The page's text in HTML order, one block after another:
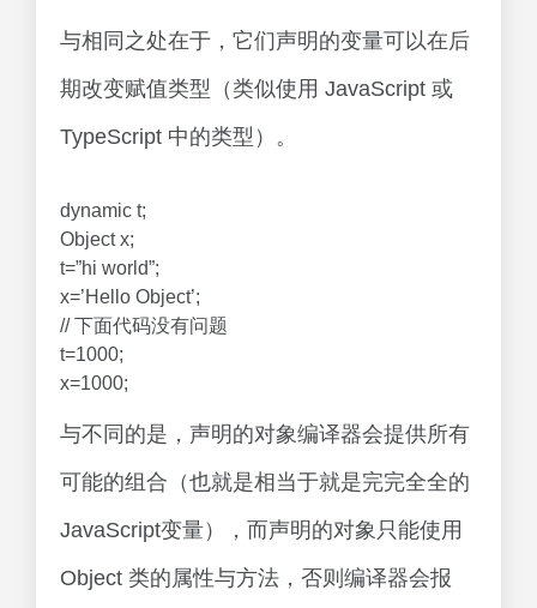
与相同之处在于，它们声明的变量可以在后
期改变赋值类型（类似使用 JavaScript 或
TypeScript 中的类型）。
dynamic t;
Object x;
t=”hi world”;
x=’Hello Object’;
// 下面代码没有问题
t=1000;
x=1000;
与不同的是，声明的对象编译器会提供所有
可能的组合（也就是相当于就是完完全全的
JavaScript变量），而声明的对象只能使用
Object 类的属性与方法，否则编译器会报